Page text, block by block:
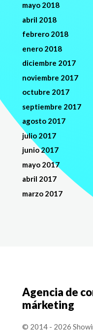
mayo 2018
abril 2018
febrero 2018
enero 2018
diciembre 2017
noviembre 2017
octubre 2017
septiembre 2017
agosto 2017
julio 2017
junio 2017
mayo 2017
abril 2017
marzo 2017
Agencia de
márketing
© 2014 - 2026